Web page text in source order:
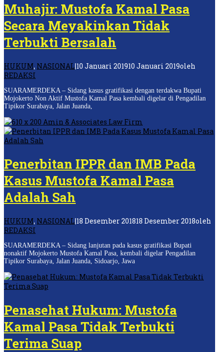
Muhajir: Mustofa Kamal Pasa
Secara Meyakinkan Tidak
Terbukti Bersalah
HUKUM, NASIONAL|10 Januari 201910 Januari 2019oleh
REDAKSI
SUARAMERDEKA – Sidang kasus gratifikasi dengan terdakwa Bupati
Mojokerto Non Aktif Mustofa Kamal Pasa kembali digelar di Pengadilan
Tipikor Surabaya, Jalan Juanda,
Penerbitan IPPR dan IMB Pada
Kasus Mustofa Kamal Pasa
Adalah Sah
HUKUM, NASIONAL|18 Desember 201818 Desember 2018oleh
REDAKSI
SUARAMERDEKA – Sidang lanjutan pada kasus gratifikasi Bupati
nonaktif Mojokerto Mustofa Kamal Pasa, kembali digelar Pengadilan
Tipikor Surabaya, Jalan Juanda, Sidoarjo, Jawa
Penasehat Hukum: Mustofa
Kamal Pasa Tidak Terbukti
Terima Suap